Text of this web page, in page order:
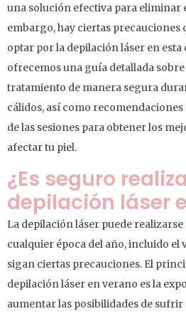
una solución efectiva para eliminar
embargo, hay ciertas precauciones
optar por la depilación láser en esta
ofrecemos una guía detallada
tratamiento de manera segura
cálidos, así como
de las sesiones para obtener los
afectar tu piel.
¿Es seguro
depilación láser
La depilación láser puede
cualquier época del año, incluido el
sigan ciertas precauciones. El
depilación láser en verano es la
aumentar las posibilidades de